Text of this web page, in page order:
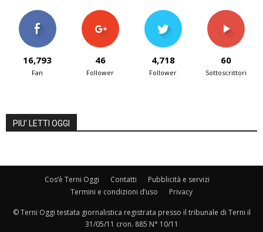
16,793
Fan
46
Follower
4,718
Follower
60
Sottoscrittori
PIU' LETTI OGGI
Cos’è Terni Oggi Contatti
Pubblicità e servizi
Termini e condizioni d’uso
Privacy
© Terni Oggi testata giornalistica registrata presso il tribunale di Terni il
31/05/11 cron. 885 N° 10/11